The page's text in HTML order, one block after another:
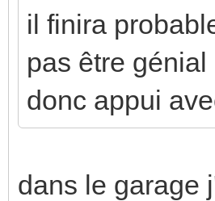
il finira
pas être
donc appui
dans le garage